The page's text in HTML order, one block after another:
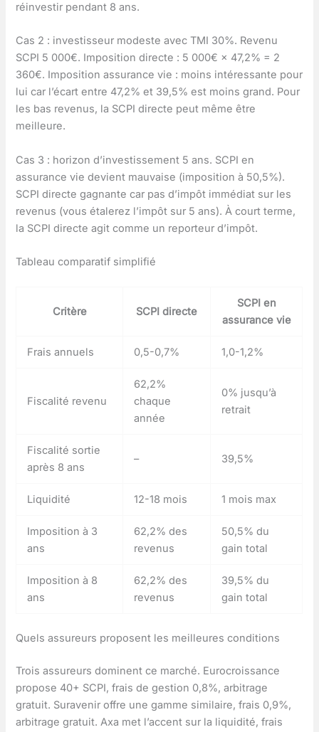
réinvestir pendant 8 ans.
Cas 2 : investisseur modeste avec TMI 30%. Revenu
SCPI 5 000€. Imposition directe : 5 000€ × 47,2% = 2
360€. Imposition assurance vie : moins intéressante pour
lui car l’écart entre 47,2% et 39,5% est moins grand. Pour
les bas revenus, la SCPI directe peut même être
meilleure.
Cas 3 : horizon d’investissement 5 ans. SCPI en
assurance vie devient mauvaise (imposition à 50,5%).
SCPI directe gagnante car pas d’impôt immédiat sur les
revenus (vous étalerez l’impôt sur 5 ans). À court terme,
la SCPI directe agit comme un reporteur d’impôt.
Tableau comparatif simplifié
Critère SCPI directe
SCPI en
assurance vie
Frais annuels 0,5-0,7% 1,0-1,2%
Fiscalité revenu
62,2%
chaque
année
0% jusqu’à
retrait
Fiscalité sortie
après 8 ans
– 39,5%
Liquidité 12-18 mois 1 mois max
Imposition à 3
ans
62,2% des
revenus
50,5% du
gain total
Imposition à 8
ans
62,2% des
revenus
39,5% du
gain total
Quels assureurs proposent les meilleures conditions
Trois assureurs dominent ce marché. Eurocroissance
propose 40+ SCPI, frais de gestion 0,8%, arbitrage
gratuit. Suravenir offre une gamme similaire, frais 0,9%,
arbitrage gratuit. Axa met l’accent sur la liquidité, frais